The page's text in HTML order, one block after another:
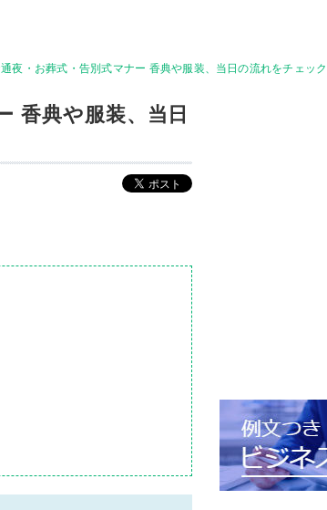
夜・お葬式・告別式マナー 香典や服装、当日の流れをチェッ
香典や服装、当日